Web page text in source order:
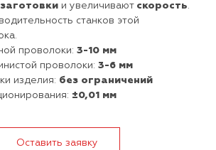
и увеличивают скорость.
станков этой
проволоки: 3-10 мм
проволоки: 3-6 мм
изделия: без ограничений
±0,01 мм
Оставить заявку